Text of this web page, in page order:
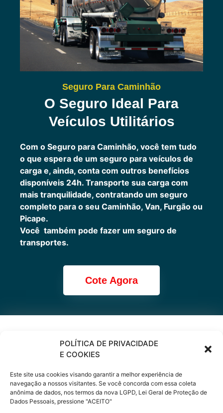
POLÍTICA DE PRIVACIDADE
E COOKIES
Este site usa cookies visando garantir a melhor experiência de
navegação a nossos visitantes. Se você concorda com essa coleta
anônima de dados, nos termos da nova LGPD, Lei Geral de Proteção de
Dados Pessoais, pressione "ACEITO"
Seguro Para Caminhão
O Seguro Ideal Para
Veículos Utilitários
Com o Seguro para Caminhão, você tem tudo
o que espera de um seguro para veículos de
carga e, ainda, conta com outros benefícios
disponíveis 24h. Transporte sua carga com
mais tranquilidade, contratando um seguro
completo para o seu Caminhão, Van, Furgão ou
Picape.
Você também pode fazer um seguro de
transportes.
Cote Agora
Cote online ou
peça via
WhatsApp